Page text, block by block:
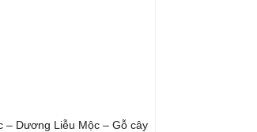
– Dương Liễu Mộc – Gỗ cây